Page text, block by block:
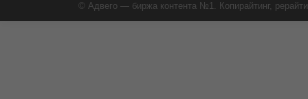
© Адвего — биржа контента №1. Копирайтинг,